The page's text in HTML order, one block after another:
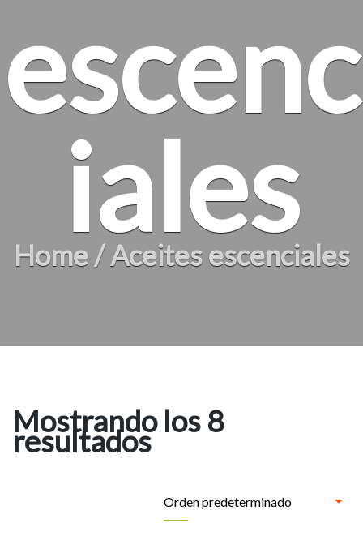
escenc
iales
Home/Aceites escenciales
Mostrando los 8
resultados